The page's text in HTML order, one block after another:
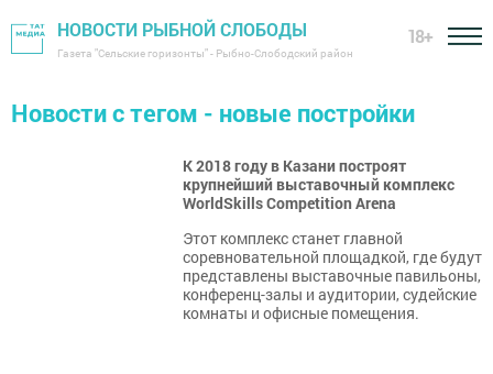
НОВОСТИ РЫБНОЙ СЛОБОДЫ
Газета "Сельские горизонты" - Рыбно-Слободский район
18+
Новости с тегом - новые постройки
К 2018 году в Казани построят
крупнейший выставочный комплекс
WorldSkills Competition Arena
Этот комплекс станет главной
соревновательной площадкой, где будут
представлены выставочные павильоны,
конференц-залы и аудитории, судейские
комнаты и офисные помещения.